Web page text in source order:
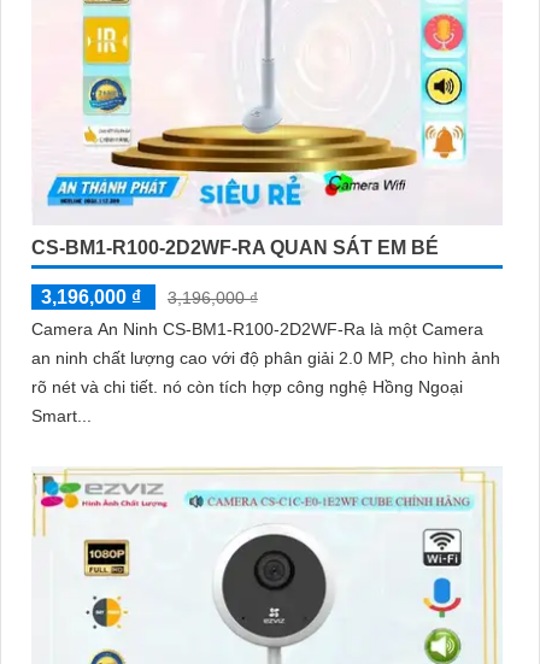
CS-BM1-R100-2D2WF-RA QUAN SÁT EM BÉ
3,196,000 ₫
3,196,000 ₫
Camera An Ninh CS-BM1-R100-2D2WF-Ra là một Camera
an ninh chất lượng cao với độ phân giải 2.0 MP, cho hình ảnh
rõ nét và chi tiết. nó còn tích hợp công nghệ Hồng Ngoại
Smart...